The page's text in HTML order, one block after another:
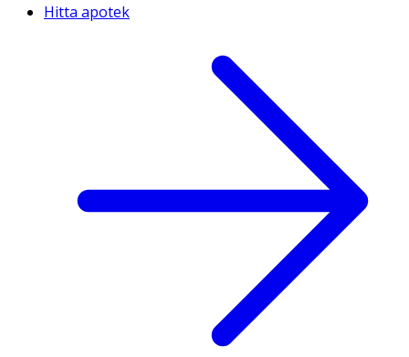
Hitta apotek